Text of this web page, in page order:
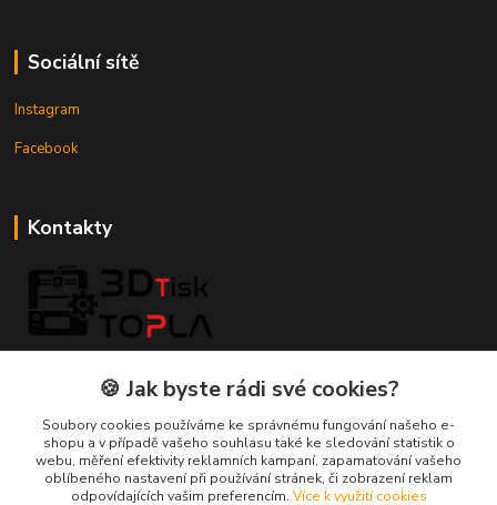
Sociální sítě
Instagram
Facebook
Kontakty
Tomáš Placatka
+420 728 969 499
info@3dtisktopla-shop.cz
🍪 Jak byste rádi své cookies?
Soubory cookies používáme ke správnému fungování našeho e-
shopu a v případě vašeho souhlasu také ke sledování statistik o
webu, měření efektivity reklamních kampaní, zapamatování vašeho
oblíbeného nastavení při používání stránek, či zobrazení reklam
odpovídajících vašim preferencím. Více k využití cookies